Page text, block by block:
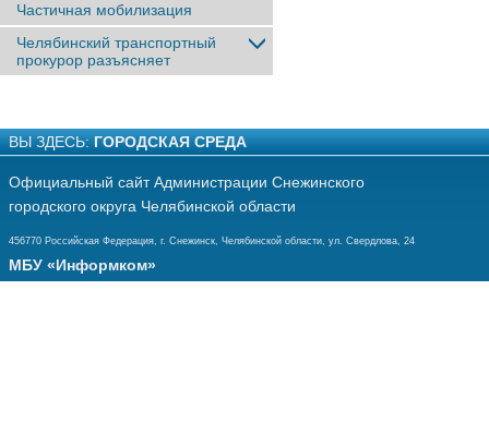
Частичная мобилизация
Челябинский транспортный
прокурор разъясняет
ВЫ ЗДЕСЬ: ГОРОДСКАЯ СРЕДА
Официальный сайт Администрации Снежинского
городского округа Челябинской области
456770 Российская Федерация, г. Снежинск, Челябинской области, ул. Свердлова, 24
МБУ «Информком»